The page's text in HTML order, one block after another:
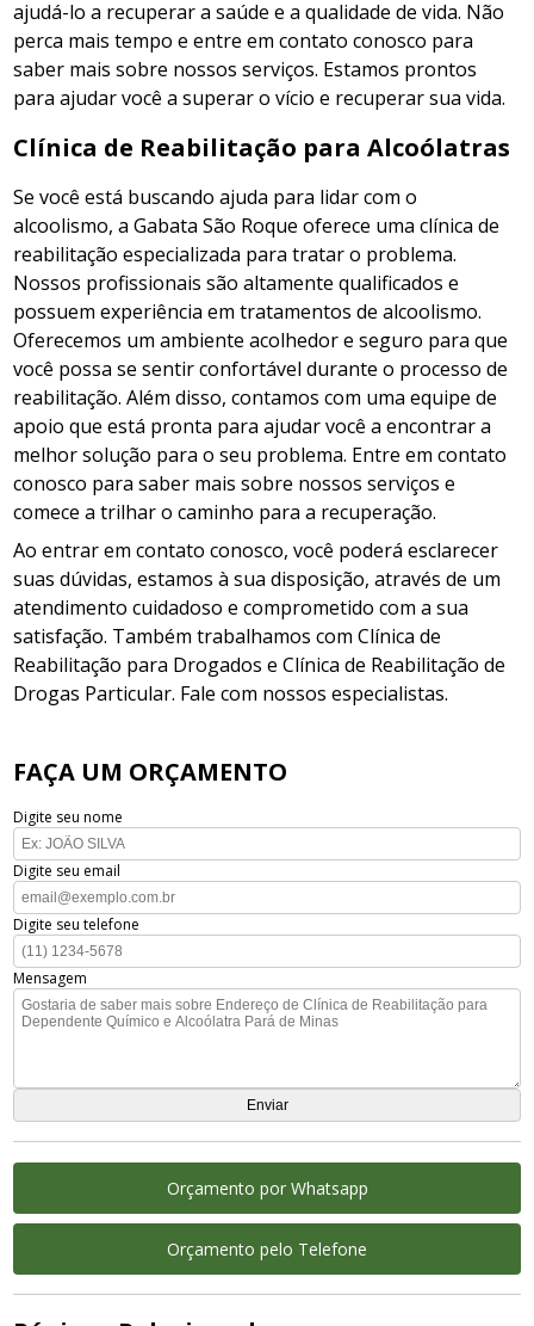
ajudá-lo a recuperar a saúde e a qualidade de vida. Não
perca mais tempo e entre em contato conosco para
saber mais sobre nossos serviços. Estamos prontos
para ajudar você a superar o vício e recuperar sua vida.
Clínica de Reabilitação para Alcoólatras
Se você está buscando ajuda para lidar com o
alcoolismo, a Gabata São Roque oferece uma clínica de
reabilitação especializada para tratar o problema.
Nossos profissionais são altamente qualificados e
possuem experiência em tratamentos de alcoolismo.
Oferecemos um ambiente acolhedor e seguro para que
você possa se sentir confortável durante o processo de
reabilitação. Além disso, contamos com uma equipe de
apoio que está pronta para ajudar você a encontrar a
melhor solução para o seu problema. Entre em contato
conosco para saber mais sobre nossos serviços e
comece a trilhar o caminho para a recuperação.
Ao entrar em contato conosco, você poderá esclarecer
suas dúvidas, estamos à sua disposição, através de um
atendimento cuidadoso e comprometido com a sua
satisfação. Também trabalhamos com Clínica de
Reabilitação para Drogados e Clínica de Reabilitação de
Drogas Particular. Fale com nossos especialistas.
FAÇA UM ORÇAMENTO
Digite seu nome
Digite seu email
Digite seu telefone
Mensagem
Orçamento por Whatsapp
Orçamento pelo Telefone